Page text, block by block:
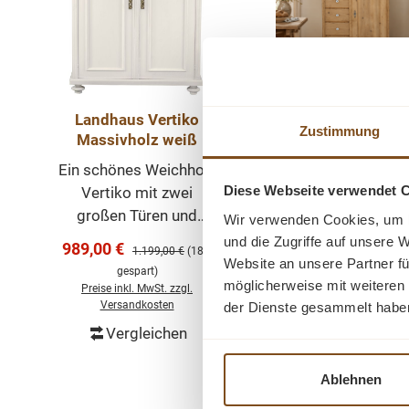
Zustimmung
Diese Webseite verwendet
Wir verwenden Cookies,
und die Zugriffe auf unsere
Website an unsere Partner
möglicherweise mit
der Dienste gesammelt
Ablehnen
Landhaus Vertiko
Massivholz weiß
Ein schönes Weichholz
Vertiko mit zwei
großen Türen und
Innenausbau beinhaltet
stabile Regalböden.
Die vorhandenen
Gebrauchsspuren
Verkaufspreis:
989,00 € Regulärer Preis:
1.199,00 € (18%
gespart)
Preise inkl. MwSt. zzgl.
Versandkosten
Vergleichen
Brotschrank
Natur gewachst 7
Brotschrank
massivem
wird nach alten
Vorgaben neu
und überzeugt
seine
natürliche
die handwerkliche
Verkaufspreis:
848,50 € Regulärer
1.399,00 €
gespart)
Preise inkl. MwSt.
Versandkosten